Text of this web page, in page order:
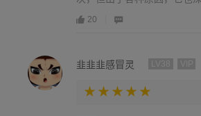
20
韭韭韭感冒灵